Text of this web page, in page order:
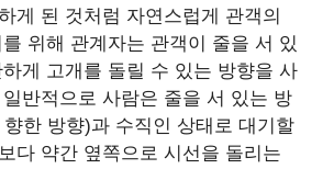
게 된 것처럼 자연스럽게 관객의
위해 관계자는 관객이 줄을 서 있
게 고개를 돌릴 수 있는 방향을 사
반적으로 사람은 줄을 서 있는 방
한 방향)과 수직인 상태로 대기할
다 약간 옆쪽으로 시선을 돌리는